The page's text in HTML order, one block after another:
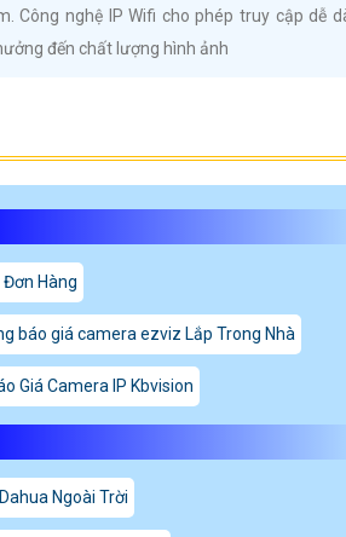
Công nghệ IP Wifi cho phép truy cập dễ
đến chất lượng hình ảnh
Hàng
báo giá camera ezviz Lắp Trong Nhà
Giá Camera IP Kbvision
Ngoài Trời